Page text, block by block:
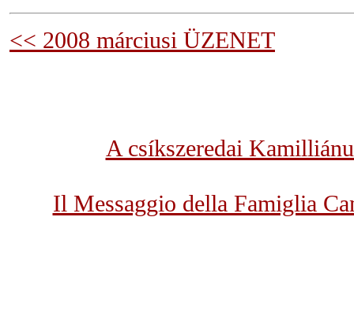
<< 2008 márciusi ÜZENET
A csíkszeredai
Il Messaggio della Famiglia